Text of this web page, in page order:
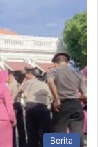
Berita